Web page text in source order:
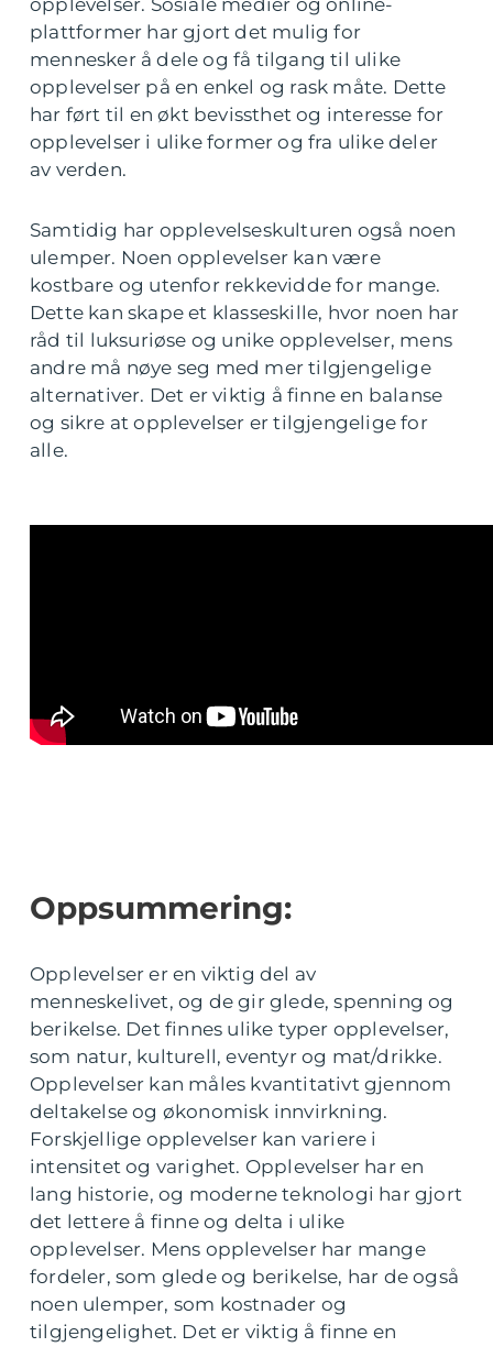
opplevelser. Sosiale medier og online-
plattformer har gjort det mulig for
mennesker å dele og få tilgang til ulike
opplevelser på en enkel og rask måte. Dette
har ført til en økt bevissthet og interesse for
opplevelser i ulike former og fra ulike deler
av verden.
Samtidig har opplevelseskulturen også noen
ulemper. Noen opplevelser kan være
kostbare og utenfor rekkevidde for mange.
Dette kan skape et klasseskille, hvor noen har
råd til luksuriøse og unike opplevelser, mens
andre må nøye seg med mer tilgjengelige
alternativer. Det er viktig å finne en balanse
og sikre at opplevelser er tilgjengelige for
alle.
Oppsummering:
Opplevelser er en viktig del av
menneskelivet, og de gir glede, spenning og
berikelse. Det finnes ulike typer opplevelser,
som natur, kulturell, eventyr og mat/drikke.
Opplevelser kan måles kvantitativt gjennom
deltakelse og økonomisk innvirkning.
Forskjellige opplevelser kan variere i
intensitet og varighet. Opplevelser har en
lang historie, og moderne teknologi har gjort
det lettere å finne og delta i ulike
opplevelser. Mens opplevelser har mange
fordeler, som glede og berikelse, har de også
noen ulemper, som kostnader og
tilgjengelighet. Det er viktig å finne en